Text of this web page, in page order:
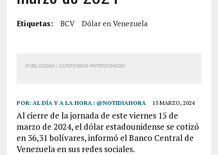
Etiquetas: BCV Dólar en Venezuela
PUBLICIDAD / CONTENIDO PATROCINADO
POR: AL DÍA Y A LA HORA | @NOTIDIAHORA 15 MARZO, 2024
Al cierre de la jornada de este viernes 15 de
marzo de 2024, el dólar estadounidense se cotizó
en 36,31 bolívares, informó el Banco Central de
Venezuela en sus redes sociales.